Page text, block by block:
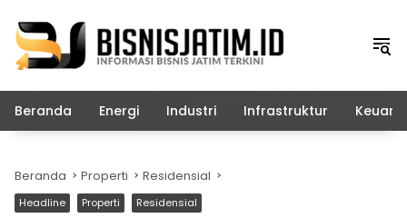
konten
Beranda Energi Industri Infrastruktur
Beranda Properti Residensial
Headline Properti Residensial